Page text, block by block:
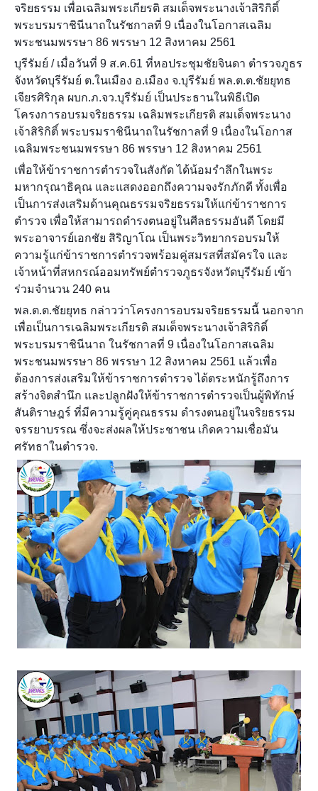
จริยธรรม เพื่อเฉลิมพระเกียรติ สมเด็จพระนางเจ้าสิริกิติ์
พระบรมราชินีนาถในรัชกาลที่ 9 เนื่องในโอกาสเฉลิม
พระชนมพรรษา 86 พรรษา 12 สิงหาคม 2561
บุรีรัมย์ / เมื่อวันที่ 9 ส.ค.61 ที่หอประชุมชัยจินดา ตำรวจภูธร
จังหวัดบุรีรัมย์ ต.ในเมือง อ.เมือง จ.บุรีรัมย์ พล.ต.ต.ชัยยุทธ
เจียรศิริกุล ผบก.ภ.จว.บุรีรัมย์ เป็นประธานในพิธีเปิด
โครงการอบรมจริยธรรม เฉลิมพระเกียรติ สมเด็จพระนาง
เจ้าสิริกิติ์ พระบรมราชินีนาถในรัชกาลที่ 9 เนื่องในโอกาส
เฉลิมพระชนมพรรษา 86 พรรษา 12 สิงหาคม 2561
เพื่อให้ข้าราชการตำรวจในสังกัด ได้น้อมรำลึกในพระ
มหากรุณาธิคุณ และแสดงออกถึงความจงรักภักดี ทั้งเพื่อ
เป็นการส่งเสริมด้านคุณธรรมจริยธรรมให้แก่ข้าราชการ
ตำรวจ เพื่อให้สามารถดำรงตนอยู่ในศีลธรรมอันดี โดยมี
พระอาจารย์เอกชัย สิริญาโณ เป็นพระวิทยากรอบรมให้
ความรู้แก่ข้าราชการตำรวจพร้อมคู่สมรสที่สมัครใจ และ
เจ้าหน้าที่สหกรณ์ออมทรัพย์ตำรวจภูธรจังหวัดบุรีรัมย์ เข้า
ร่วมจำนวน 240 คน
พล.ต.ต.ชัยยุทธ กล่าวว่าโครงการอบรมจริยธรรมนี้ นอกจาก
เพื่อเป็นการเฉลิมพระเกียรติ สมเด็จพระนางเจ้าสิริกิติ์
พระบรมราชินีนาถ ในรัชกาลที่ 9 เนื่องในโอกาสเฉลิม
พระชนมพรรษา 86 พรรษา 12 สิงหาคม 2561 แล้วเพื่อ
ต้องการส่งเสริมให้ข้าราชการตำรวจ ได้ตระหนักรู้ถึงการ
สร้างจิตสำนึก และปลูกฝังให้ข้าราชการตำรวจเป็นผู้พิทักษ์
สันติราษฎร์ ที่มีความรู้คู่คุณธรรม ดำรงตนอยู่ในจริยธรรม
จรรยาบรรณ ซึ่งจะส่งผลให้ประชาชน เกิดความเชื่อมัน
ศรัทธาในตำรวจ.